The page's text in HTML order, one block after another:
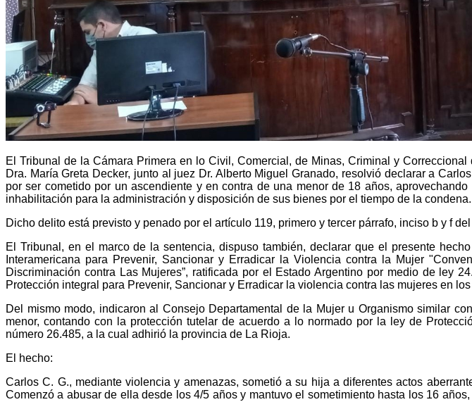
El Tribunal de la Cámara Primera en lo Civil, Comercial, de Minas, Criminal y
Dra. María Greta Decker, junto al juez Dr. Alberto Miguel Granado, resolvió declarar a
por ser cometido por un ascendiente y en contra de una menor de 18 años,
inhabilitación para la administración y disposición de sus bienes por el tiempo de la condena.
Dicho delito está previsto y penado por el artículo 119, primero y tercer párrafo, inciso b y f
El Tribunal, en el marco de la sentencia, dispuso también, declarar que el presente
Interamericana para Prevenir, Sancionar y Erradicar la Violencia contra la Mujer
Discriminación contra Las Mujeres”, ratificada por el Estado Argentino por medio de ley
Protección integral para Prevenir, Sancionar y Erradicar la violencia contra las mujeres en
Del mismo modo, indicaron al Consejo Departamental de la Mujer u Organismo similar
menor, contando con la protección tutelar de acuerdo a lo normado por la ley de
número 26.485, a la cual adhirió la provincia de La Rioja.
El hecho:
Carlos C. G., mediante violencia y amenazas, sometió a su hija a diferentes actos
Comenzó a abusar de ella desde los 4/5 años y mantuvo el sometimiento hasta los 16